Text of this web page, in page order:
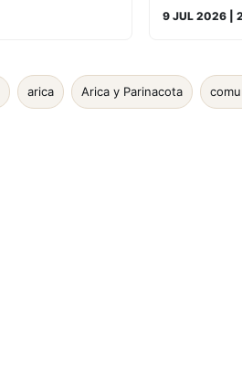
9 JUL 2026 |
arica Arica y Parinacota